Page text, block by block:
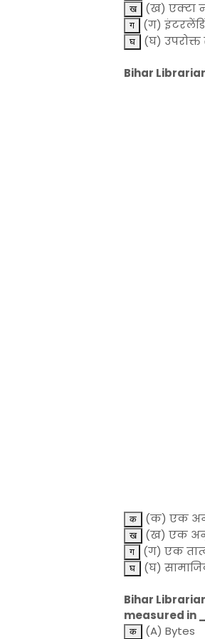
(ख) एक्टा
(ग)
(घ) उपरोक्त
Bihar
(क) एक
(ख) एक
(ग) एक
(घ)
Bihar
measured in
(A) Bytes